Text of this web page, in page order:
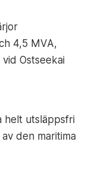
4,5 MVA,
Ostseekai
helt utsläppsfri
den maritima